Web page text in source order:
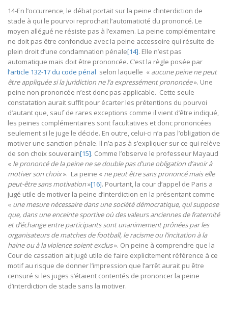
14-En l’occurrence, le débat portait sur la peine d’interdiction de
stade à qui le pourvoi reprochait l’automaticité du prononcé. Le
moyen allégué ne résiste pas à l’examen. La peine complémentaire
ne doit pas être confondue avec la peine accessoire qui résulte de
plein droit d’une condamnation pénale[14]. Elle n’est pas
automatique mais doit être prononcée. C’est la règle posée par
l’article 132-17 du code pénal selon laquelle « aucune peine ne peut
être appliquée si la juridiction ne l’a expressément prononcée». Une
peine non prononcée n’est donc pas applicable. Cette seule
constatation aurait suffit pour écarter les prétentions du pourvoi
d’autant que, sauf de rares exceptions comme il vient d’être indiqué,
les peines complémentaires sont facultatives et donc prononcées
seulement si le juge le décide. En outre, celui-ci n’a pas l’obligation de
motiver une sanction pénale. Il n’a pas à s’expliquer sur ce qui relève
de son choix souverain[15]. Comme l’observe le professeur Mayaud
« le prononcé de la peine ne se double pas d’une obligation d’avoir à
motiver son choix». La peine « ne peut être sans prononcé mais elle
peut-être sans motivation»[16]. Pourtant, la cour d’appel de Paris a
jugé utile de motiver la peine d’interdiction en la présentant comme
« une mesure nécessaire dans une société démocratique, qui suppose
que, dans une enceinte sportive où des valeurs anciennes de fraternité
et d’échange entre participants sont unanimement prônées par les
organisateurs de matches de football, le racisme ou l’incitation à la
haine ou à la violence soient exclus». On peine à comprendre que la
Cour de cassation ait jugé utile de faire explicitement référence à ce
motif au risque de donner l’impression que l’arrêt aurait pu être
censuré si les juges s’étaient contentés de prononcer la peine
d’interdiction de stade sans la motiver.